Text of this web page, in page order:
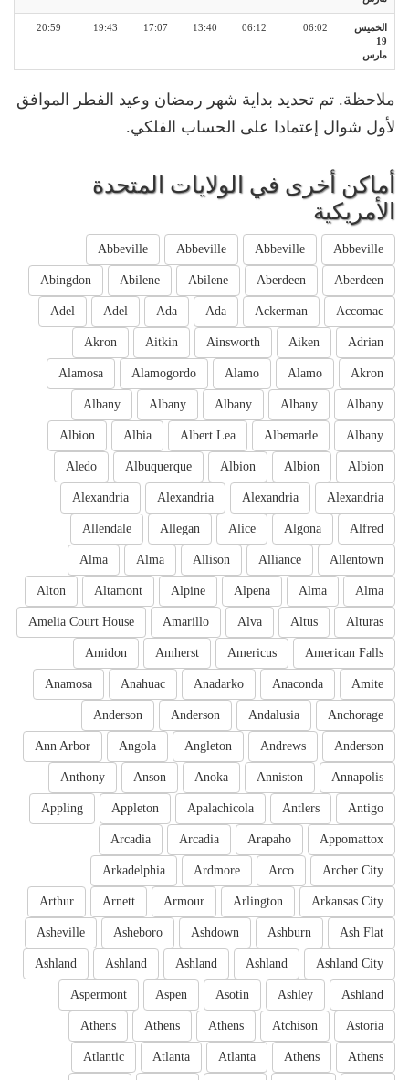
الخميس
19
مارس
06:02
06:12
13:40
17:07
19:43
20:59
ملاحظة. تم تحديد بداية شهر رمضان وعيد الفطر الموافق
لأول شوال إعتمادا على الحساب الفلكي.
أماكن أخرى في الولايات المتحدة
الأمريكية
Abbeville
Abbeville
Abbeville
Abbeville
Aberdeen
Aberdeen
Abilene
Abilene
Abingdon
Accomac
Ackerman
Ada
Ada
Adel
Adel
Adrian
Aiken
Ainsworth
Aitkin
Akron
Akron
Alamo
Alamo
Alamogordo
Alamosa
Albany
Albany
Albany
Albany
Albany
Albany
Albemarle
Albert Lea
Albia
Albion
Albion
Albion
Albion
Albuquerque
Aledo
Alexandria
Alexandria
Alexandria
Alexandria
Alfred
Algona
Alice
Allegan
Allendale
Allentown
Alliance
Allison
Alma
Alma
Alma
Alma
Alpena
Alpine
Altamont
Alton
Alturas
Altus
Alva
Amarillo
Amelia Court House
American Falls
Americus
Amherst
Amidon
Amite
Anaconda
Anadarko
Anahuac
Anamosa
Anchorage
Andalusia
Anderson
Anderson
Anderson
Andrews
Angleton
Angola
Ann Arbor
Annapolis
Anniston
Anoka
Anson
Anthony
Antigo
Antlers
Apalachicola
Appleton
Appling
Appomattox
Arapaho
Arcadia
Arcadia
Archer City
Arco
Ardmore
Arkadelphia
Arkansas City
Arlington
Armour
Arnett
Arthur
Ash Flat
Ashburn
Ashdown
Asheboro
Asheville
Ashland City
Ashland
Ashland
Ashland
Ashland
Ashland
Ashley
Asotin
Aspen
Aspermont
Astoria
Atchison
Athens
Athens
Athens
Athens
Athens
Atlanta
Atlanta
Atlantic